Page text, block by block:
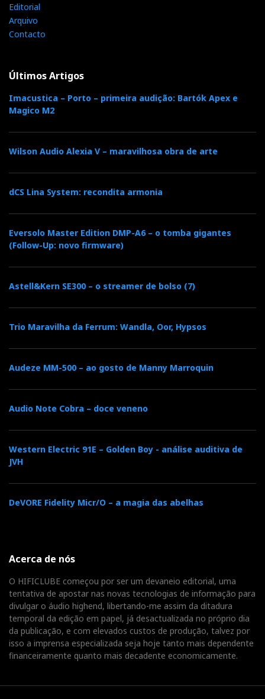
Editorial
Arquivo
Contacto
Últimos Artigos
Imacustica – Porto – primeira audição: Bartók Apex e
Magico M2
Wilson Audio Alexia V – maravilhosa obra de arte
dCS Lina System: recondita armonia
Eversolo Master Edition DMP-A6 – o tomba gigantes
(Follow-Up: novo firmware)
Astell&Kern SE300 – o streamer de bolso (7)
Trio Maravilha da Ferrum: Wandla, Oor, Hypsos
Audeze MM-500 – ao gosto de Manny Marroquin
Audio Note Cobra – doce veneno
Western Electric 91E – Golden Boy - análise auditiva de
JVH
DeVORE Fidelity Micr/O – a magia das abelhas
Acerca de nós
O HIFICLUBE começou por ser um devaneio editorial, uma
tentativa de apostar nas novas tecnologias de informação para
divulgar o áudio highend, libertando-me assim da ditadura
temporal da edição em papel, já desactualizada no próprio dia
da publicação, e com elevados custos de produção, talvez por
isso a imprensa especializada seja hoje tanto mais dependente
financeiramente quanto mais decadente economicamente.